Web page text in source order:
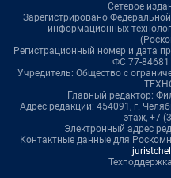
Сетевое
Зарегистрировано
информационных
Регистрационный номер и дата
ФС 77-84681
Учредитель: Общество с
Главный редактор:
Адрес редакции: 454091, г.
этаж, +7
Электронный адрес
Контактные данные для